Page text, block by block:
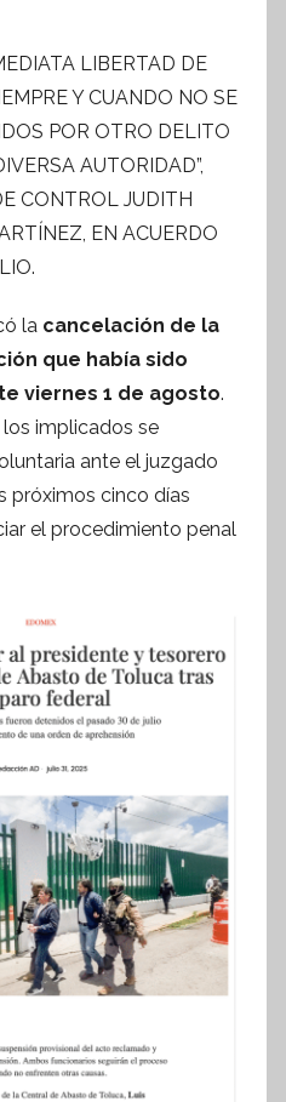
LIBERTAD DE
Y CUANDO NO SE
POR OTRO DELITO
AUTORIDAD”,
CONTROL JUDITH
EN ACUERDO
la cancelación de la
que había sido
viernes 1 de agosto.
los implicados se
ante el juzgado
próximos cinco días
el procedimiento penal